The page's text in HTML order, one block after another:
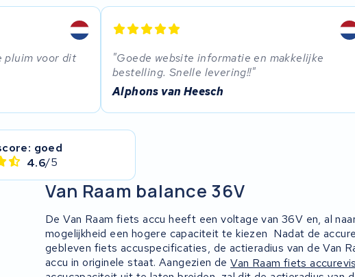
pluim voor dit
Goede website informatie en makkelijke
bestelling. Snelle levering!!
Alphons van Heesch
goed
4.6/5
Van Raam balance 36V
De Van Raam fiets accu heeft een voltage van 36V en, al
mogelijkheid een hogere capaciteit te kiezen Nadat de
gebleven fiets accuspecificaties, de actieradius van de Van
accu in originele staat. Aangezien deVan Raam fiets